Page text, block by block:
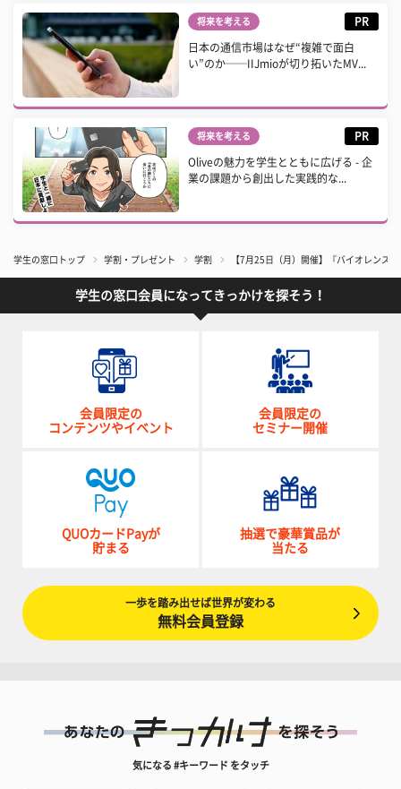
将来を考える PR
日本の通信市場はなぜ“複雑で面白
い”のか──IIJmioが切り拓いたMV...
将来を考える PR
Oliveの魅力を学生とともに広げる - 企
業の課題から創出した実践的な...
学生の窓口トップ 学割・プレゼント 学割 【7月25日（月）開催】『バイオレンス
学生の窓口会員になってきっかけを探そう！
会員限定の
コンテンツやイベント
会員限定の
セミナー開催
QUOカードPayが
貯まる
抽選で豪華賞品が
当たる
一歩を踏み出せば世界が変わる
無料会員登録
気になる #キーワード をタッチ